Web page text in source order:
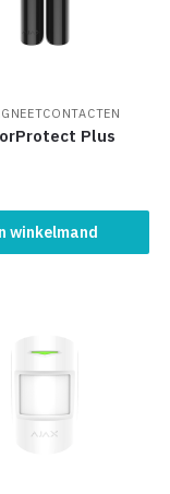
Plus
winkelmand